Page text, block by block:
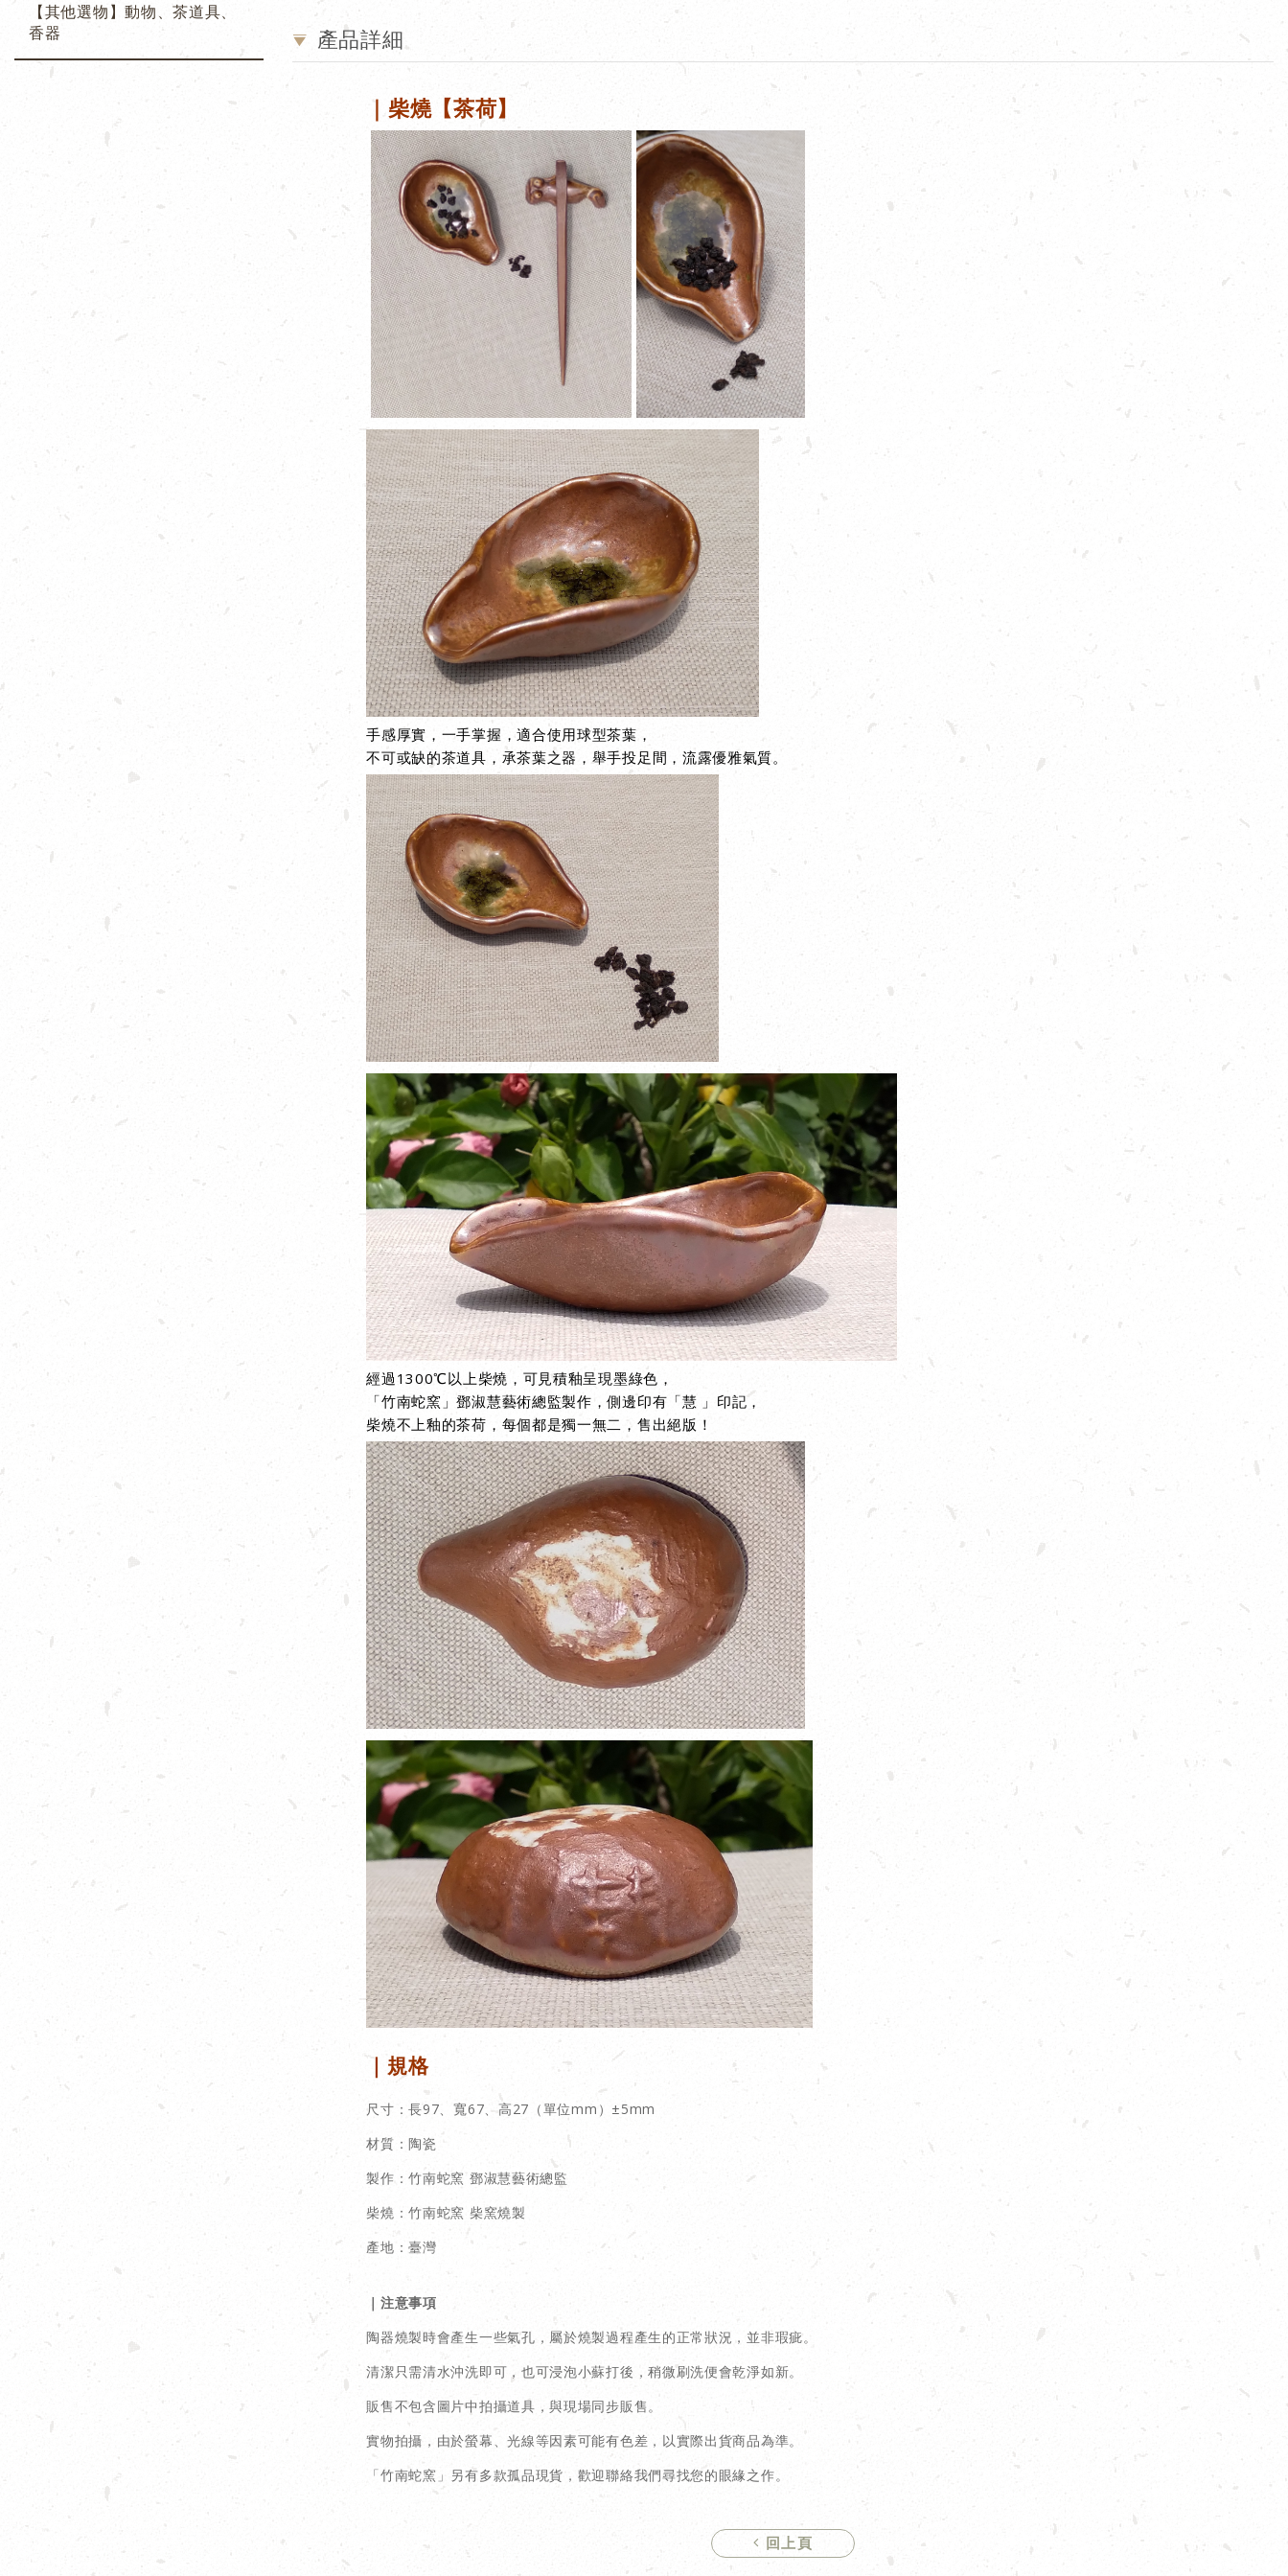
【其他選物】動物、茶道具、
香器
產品詳細
｜柴燒【茶荷】
手感厚實，一手掌握，適合使用球型茶葉 ，
不可或缺的茶道具，承茶葉之器，舉手投足間，流露優雅氣質。
經過1300℃以上柴燒，可見積釉呈現墨綠色，
「竹南蛇窯 」鄧淑慧藝術總監製作，側邊印有「慧 」 印記，
柴燒不上釉的茶荷，每個都是獨一無二，售出絕版！
｜規格
尺寸：長97、寬67、高27（單位mm）±5mm
材質：陶瓷
製作：竹南蛇窯 鄧淑慧藝術總監
柴燒：竹南蛇窯 柴窯燒製
產地：臺灣
｜注意事項
陶器燒製時會產生一些氣孔，屬於燒製過程產生的正常狀況，並非瑕疵。
清潔只需清水沖洗即可，也可浸泡小蘇打後，稍微刷洗便會乾淨如新。
販售不包含圖片中拍攝道具，與現場同步販售。
實物拍攝，由於螢幕、光線等因素可能有色差，以實際出貨商品為準。
「竹南蛇窯」另有多款孤品現貨，歡迎聯絡我們尋找您的眼緣之作。
回上頁